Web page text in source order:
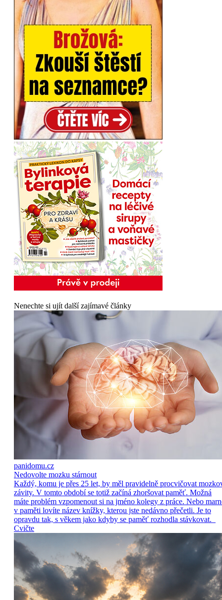
Nenechte si ujít další zajímavé články
panidomu.cz
Nedovolte mozku stárnout
Každý, komu je přes 25 let, by měl pravidelně procvičovat
závity. V tomto období se totiž začíná zhoršovat paměť. Možná
máte problém vzpomenout si na jméno kolegy z práce. Nebo
v paměti lovíte název knížky, kterou jste nedávno přečetli. Je to
opravdu tak, s věkem jako kdyby se paměť rozhodla stávkovat.
Cvičte